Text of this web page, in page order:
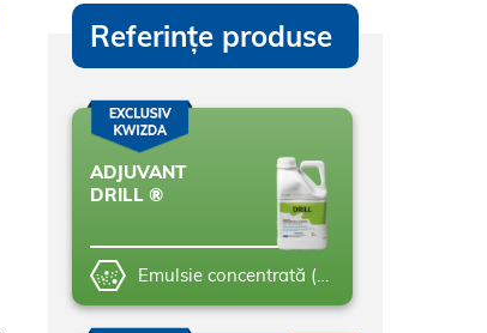
Referințe produse
ADJUVANT
DRILL ®
Emulsie concentrată (EC)